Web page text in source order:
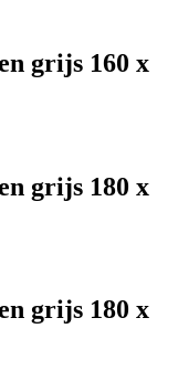
grijs 160 x
grijs 180 x
grijs 180 x